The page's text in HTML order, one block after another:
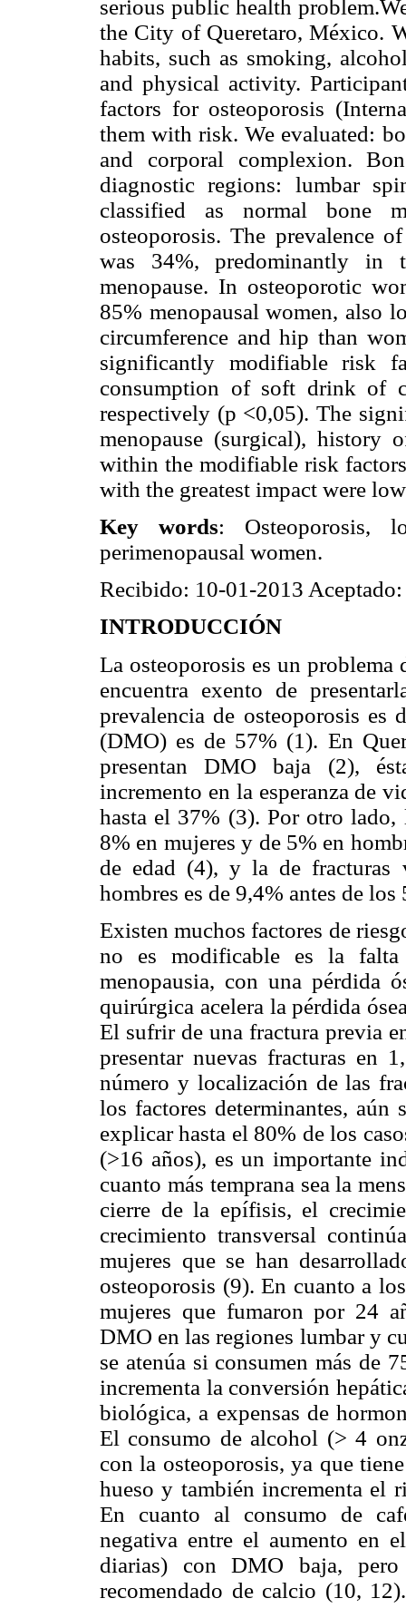
serious public health
the City of Queretaro, México.
habits, such as smoking,
and physical activity.
factors for osteoporosis
them with risk. We evaluated:
and corporal complexion.
diagnostic regions: lumbar
classified as normal bone
osteoporosis. The prevalence
was 34%, predominantly
menopause. In osteoporotic
85% menopausal women, also
circumference and hip than
significantly modifiable risk
consumption of soft drink of
respectively (p <0,05). The
menopause (surgical),
within the modifiable risk
with the greatest impact were
Key words: Osteoporosis,
perimenopausal women.
Recibido: 10-01-2013
INTRODUCCIÓN
La osteoporosis es un
encuentra exento de
prevalencia de osteoporosis es
(DMO) es de 57% (1). En
presentan DMO baja (2),
incremento en la esperanza de
hasta el 37% (3). Por otro lado,
8% en mujeres y de 5% en
de edad (4), y la de fracturas
hombres es de 9,4% antes de los
Existen muchos factores de
no es modificable es la falta
menopausia, con una pérdida
quirúrgica acelera la pérdida
El sufrir de una fractura previa
presentar nuevas fracturas en
número y localización de las
los factores determinantes,
explicar hasta el 80% de los
(>16 años), es un importante
cuanto más temprana sea la
cierre de la epífisis, el
crecimiento transversal
mujeres que se han
osteoporosis (9). En cuanto a
mujeres que fumaron por 24
DMO en las regiones lumbar y
se atenúa si consumen más de
incrementa la conversión
biológica, a expensas de
El consumo de alcohol (> 4
con la osteoporosis, ya que
hueso y también incrementa el
En cuanto al consumo de
negativa entre el aumento en
diarias) con DMO baja,
recomendado de calcio (10,